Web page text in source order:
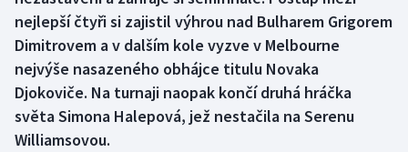
Dostihy
Florbal
Futsal
nejlepší čtyři si zajistil výhrou nad Bulharem Grigorem
Dimitrovem a v dalším kole vyzve v Melbourne
nejvýše nasazeného obhájce titulu Novaka
Djokoviče. Na turnaji naopak končí druhá hráčka
světa Simona Halepová, jež nestačila na Serenu
Williamsovou.